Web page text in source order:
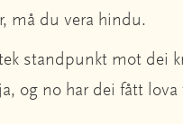
må du vera hindu.
standpunkt mot dei
og no har dei fått lova